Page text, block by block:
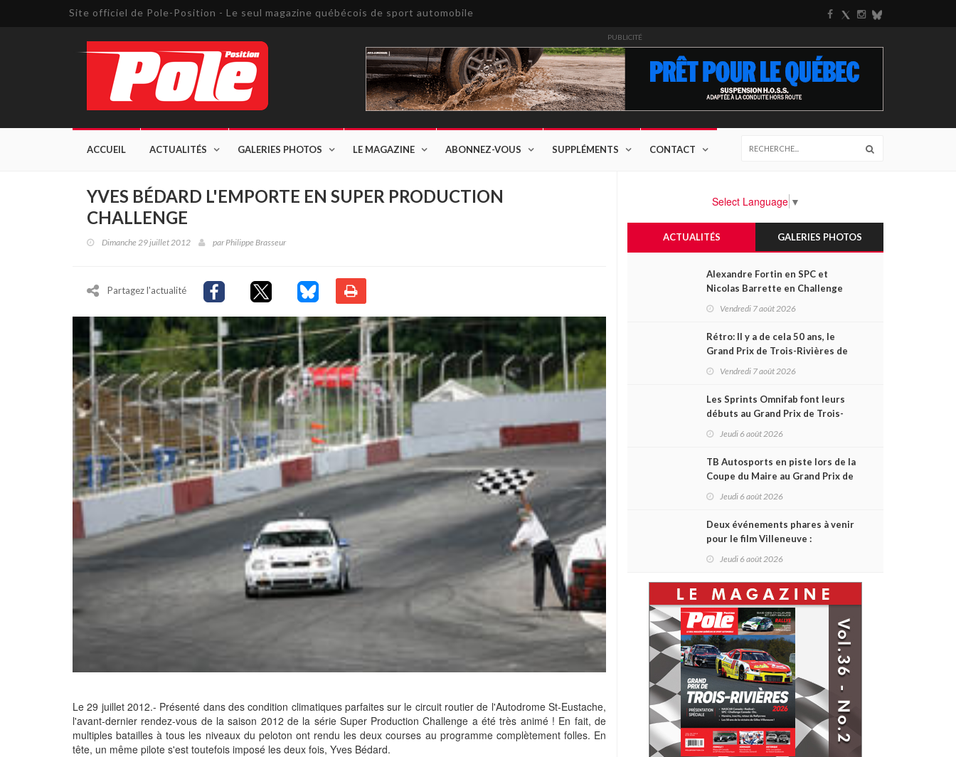
Site officiel de Pole-Position - Le seul magazine québécois de sport automobile
PUBLICITÉ
ACCUEIL ACTUALITÉS GALERIES PHOTOS LE MAGAZINE ABONNEZ-VOUS SUPPLÉMENTS CONTACT
YVES BÉDARD L'EMPORTE EN SUPER PRODUCTION
CHALLENGE
Dimanche 29 juillet 2012 parPhilippe Brasseur
Partagez l'actualité
Le 29 juillet 2012.- Présenté dans des condition climatiques parfaites sur le circuit routier de l'Autodrome St-Eustache,
l'avant-dernier rendez-vous de la saison 2012 de la série Super Production Challenge a été très animé ! En fait, de
multiples batailles à tous les niveaux du peloton ont rendu les deux courses au programme complètement folles. En
tête, un même pilote s'est toutefois imposé les deux fois, Yves Bédard.
Select Language ▼
ACTUALITÉS GALERIES PHOTOS
Alexandre Fortin en SPC et
Nicolas Barrette en Challenge
Canada héros des premières
Vendredi 7 août 2026
Rétro: Il y a de cela 50 ans, le
Grand Prix de Trois-Rivières de
1976
Vendredi 7 août 2026
Les Sprints Omnifab font leurs
débuts au Grand Prix de Trois-
Rivières avec un format inspiré
Jeudi 6 août 2026
TB Autosports en piste lors de la
Coupe du Maire au Grand Prix de
Trois-Rivières
Jeudi 6 août 2026
Deux événements phares à venir
pour le film Villeneuve :
L'ascension d'une légende (+
Jeudi 6 août 2026